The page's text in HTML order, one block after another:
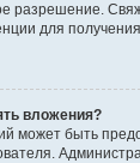
разрешение.
для
вложения?
может быть